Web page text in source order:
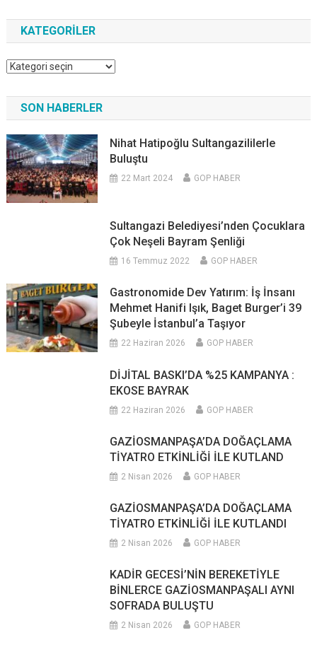
KATEGORILER
Kategoriler
SON HABERLER
Nihat Hatipoğlu Sultangazililerle
Buluştu
22 Mart 2024 GOP HABER
Sultangazi Belediyesi’nden Çocuklara
Çok Neşeli Bayram Şenliği
16 Temmuz 2022 GOP HABER
Gastronomide Dev Yatırım: İş İnsanı
Mehmet Hanifi Işık, Baget Burger’i 39
Şubeyle İstanbul’a Taşıyor
22 Haziran 2026 GOP HABER
DİJİTAL BASKI’DA %25 KAMPANYA :
EKOSE BAYRAK
22 Haziran 2026 GOP HABER
GAZİOSMANPAŞA’DA DOĞAÇLAMA
TİYATRO ETKİNLİĞİ İLE KUTLAND
2 Nisan 2026 GOP HABER
GAZİOSMANPAŞA’DA DOĞAÇLAMA
TİYATRO ETKİNLİĞİ İLE KUTLANDI
2 Nisan 2026 GOP HABER
KADİR GECESİ’NİN BEREKETİYLE
BİNLERCE GAZİOSMANPAŞALI AYNI
SOFRADA BULUŞTU
2 Nisan 2026 GOP HABER